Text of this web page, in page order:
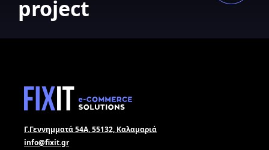
project
Γ.Γεννημματά 54Α, 55132, Καλαμαριά
info@fixit.gr